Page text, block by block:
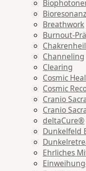
Bioresonanz
Breathwork
Burnout-
Channeling
Clearing
Cosmic
Cosmic
Cranio
Cranio
deltaCure®
Dunkelfeld
Ehrliches